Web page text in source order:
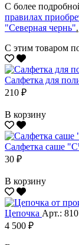
С более
правилах
"Северная чернь".
С этим товаром
Салфетка для
210 ₽
В корзину
Салфетка саше
30 ₽
В корзину
Цепочка Арт.:
4 500 ₽